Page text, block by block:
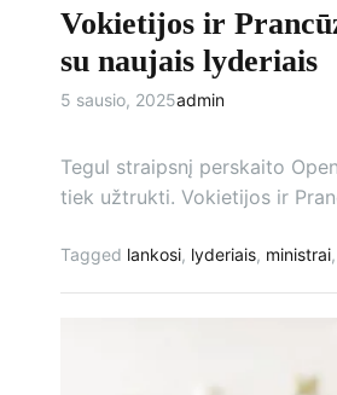
Vokietijos ir
su naujais lyderiais
5 sausio, 2025admin
Tegul straipsnį perskaito
tiek užtrukti. Vokietijos ir
Tagged lankosi, lyderiais, ministrai,